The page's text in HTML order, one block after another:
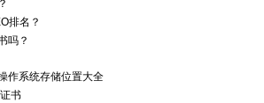
排名？
吗？
作系统存储位置大全
书